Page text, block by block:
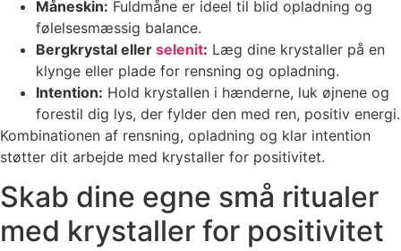
Måneskin: Fuldmåne er ideel til blid opladning og
følelsesmæssig balance.
Bergkrystal eller selenit: Læg dine krystaller på en
klynge eller plade for rensning og opladning.
Intention: Hold krystallen i hænderne, luk øjnene og
forestil dig lys, der fylder den med ren, positiv energi.
Kombinationen af rensning, opladning og klar intention
støtter dit arbejde med krystaller for positivitet.
Skab dine egne små ritualer
med krystaller for positivitet